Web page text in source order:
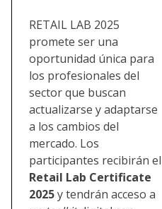
RETAIL LAB 2025
promete ser una
oportunidad única para
los profesionales del
sector que buscan
actualizarse y adaptarse
a los cambios del
mercado. Los
participantes recibirán el
Retail Lab Certificate
2025y tendrán acceso a